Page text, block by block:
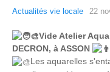
Actualités vie locale 22
Vide Atelier
DECRON, à ASSON
Les aquarelles